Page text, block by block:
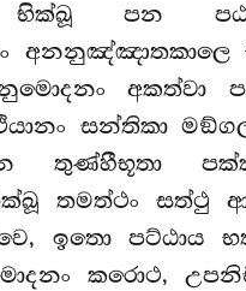
භික්ඛූ පන
අනනුඤ්ඤාතකාලෙ
අකත්වා
සන්තිකා
තුණ්හීභූතා
තමත්ථං සත්ථු
ඉතො පට්ඨාය
කරොථ,